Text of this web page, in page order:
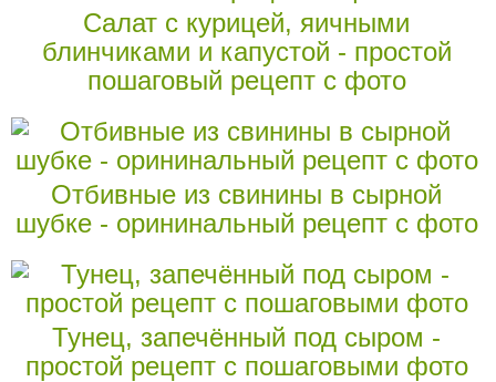
Салат с курицей, яичными
блинчиками и капустой - простой
пошаговый рецепт с фото
Отбивные из свинины в сырной
шубке - орининальный рецепт с фото
Тунец, запечённый под сыром -
простой рецепт с пошаговыми фото